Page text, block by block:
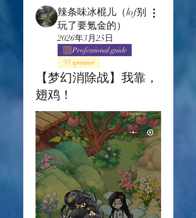
辣条味冰棍儿（lof别
玩了要氪金的）
2026年3月25日
Professional guide
sponsor
【梦幻消除战】我靠，
翅鸡！